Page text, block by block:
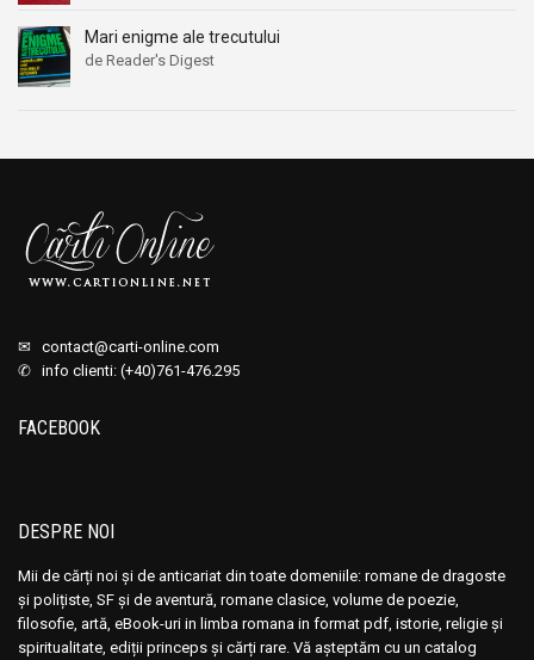
Mari enigme ale trecutului
de Reader's Digest
✉ contact@carti-online.com
✆ info clienti: (+40)761-476.295
FACEBOOK
DESPRE NOI
Mii de cărți noi și de anticariat din toate domeniile: romane de dragoste
și polițiste, SF și de aventură, romane clasice, volume de poezie,
filosofie, artă, eBook-uri in limba romana in format pdf, istorie, religie și
spiritualitate, ediții princeps și cărți rare. Vă așteptăm cu un catalog